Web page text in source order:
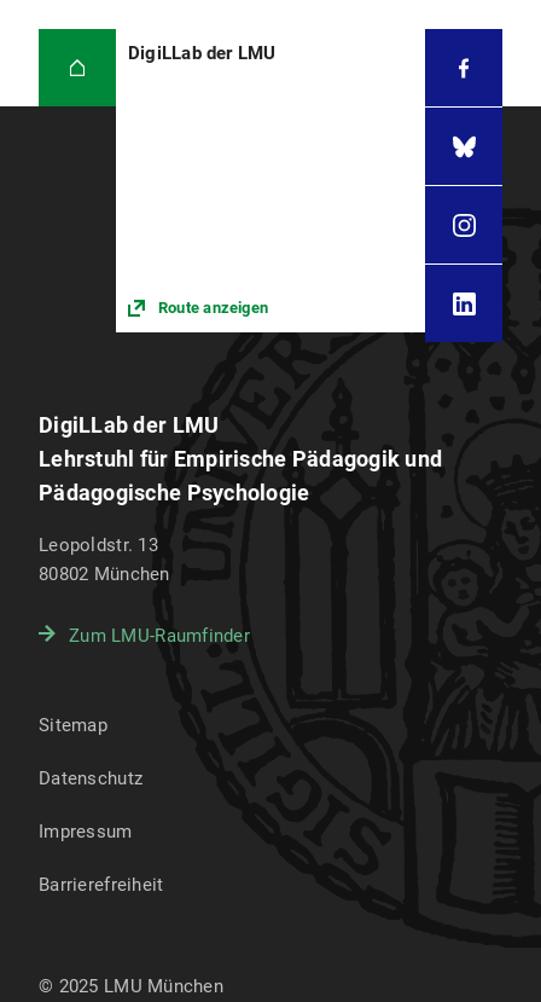
DigiLLab der LMU
Route anzeigen
DigiLLab der LMU
Lehrstuhl für Empirische Pädagogik und
Pädagogische Psychologie
Leopoldstr. 13
80802 München
Zum LMU-Raumfinder
Sitemap
Datenschutz
Impressum
Barrierefreiheit
© 2025 LMU München